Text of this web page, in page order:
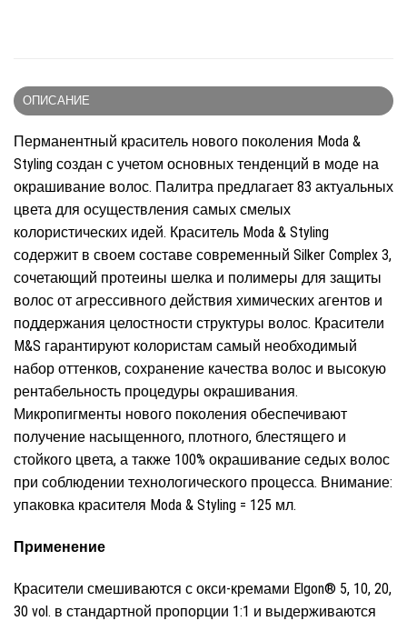
ОПИСАНИЕ
Перманентный краситель нового поколения Moda &
Styling создан с учетом основных тенденций в моде на
окрашивание волос. Палитра предлагает 83 актуальных
цвета для осуществления самых смелых
колористических идей. Краситель Moda & Styling
содержит в своем составе современный Silker Complex 3,
сочетающий протеины шелка и полимеры для защиты
волос от агрессивного действия химических агентов и
поддержания целостности структуры волос. Красители
M&S гарантируют колористам самый необходимый
набор оттенков, сохранение качества волос и высокую
рентабельность процедуры окрашивания.
Микропигменты нового поколения обеспечивают
получение насыщенного, плотного, блестящего и
стойкого цвета, а также 100% окрашивание седых волос
при соблюдении технологического процесса. Внимание:
упаковка красителя Moda & Styling = 125 мл.
Применение
Красители смешиваются с окси-кремами Elgon® 5, 10, 20,
30 vol. в стандартной пропорции 1:1 и выдерживаются